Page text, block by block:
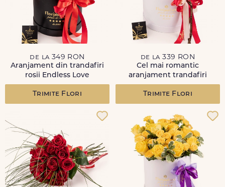
de la 349 RON
Aranjament din trandafiri
rosii Endless Love
Trimite Flori
de la 339 RON
Cel mai romantic
aranjament trandafiri
Trimite Flori